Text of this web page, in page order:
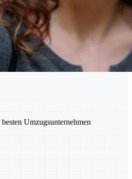
Umzugsunternehmen